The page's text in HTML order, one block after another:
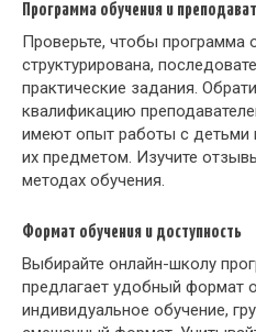
Программа обучения и
Проверьте, чтобы программа
структурирована,
практические задания.
квалификацию
имеют опыт работы с детьми
их предметом. Изучите
методах обучения.
Формат обучения и доступность
Выбирайте онлайн-школу
предлагает удобный формат
индивидуальное обучение,